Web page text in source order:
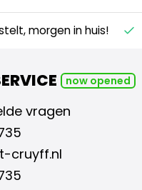
morgen in huis!
now opened
vragen
cruyff.nl